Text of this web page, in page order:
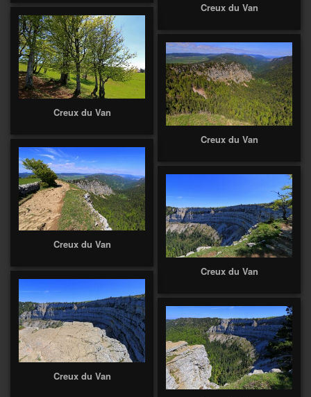
Creux du Van
Creux du Van
Creux du Van
Creux du Van
Creux du Van
Creux du Van